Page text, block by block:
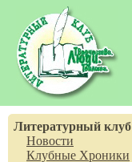
Литературный клуб
Новости
Клубные Хроники